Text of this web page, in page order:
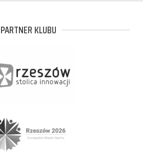
PARTNER KLUBU